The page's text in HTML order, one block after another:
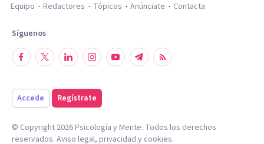
Equipo
Redactores Tópicos Anúnciate Contacta
Síguenos
Accede Regístrate
© Copyright 2026Psicología y Mente. Todos los derechos
reservados. Aviso legal, privacidad y cookies.